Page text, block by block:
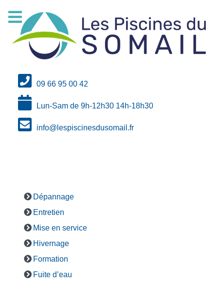
09 66 95 00 42
Lun-Sam de 9h-12h30 14h-18h30
info@lespiscinesdusomail.fr
Dépannage
Entretien
Mise en service
Hivernage
Formation
Fuite d’eau